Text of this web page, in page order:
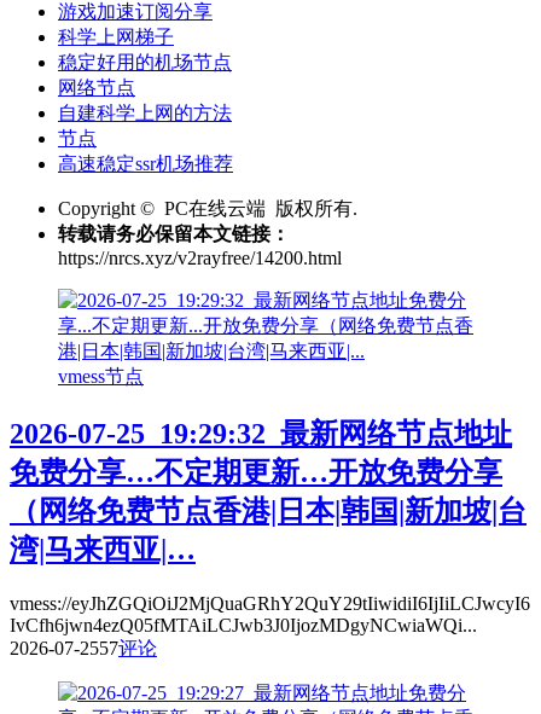
游戏加速订阅分享
科学上网梯子
稳定好用的机场节点
网络节点
自建科学上网的方法
节点
高速稳定ssr机场推荐
Copyright © PC在线云端 版权所有.
转载请务必保留本文链接：
https://nrcs.xyz/v2rayfree/14200.html
vmess节点
2026-07-25_19:29:32_最新网络节点地址
免费分享…不定期更新…开放免费分享
（网络免费节点香港|日本|韩国|新加坡|台
湾|马来西亚|…
vmess://eyJhZGQiOiJ2MjQuaGRhY2QuY29tIiwidiI6IjIiLCJwcyI6
IvCfh6jwn4ezQ05fMTAiLCJwb3J0IjozMDgyNCwiaWQi...
2026-07-2557评论